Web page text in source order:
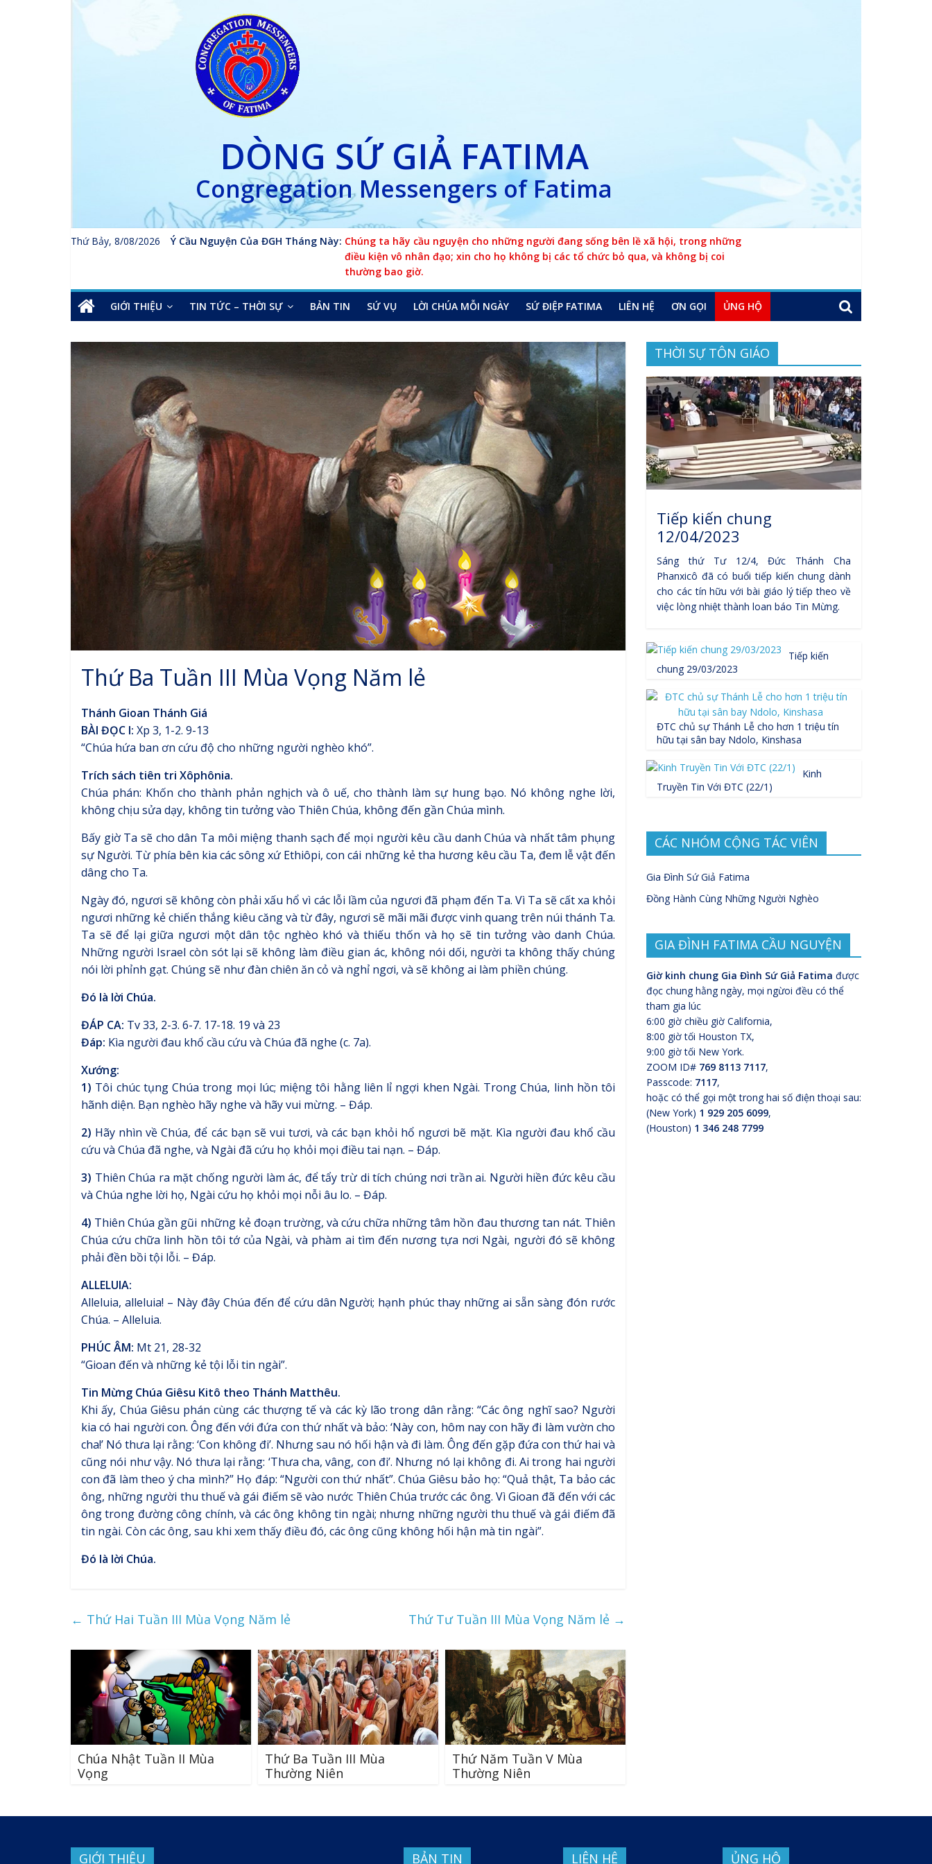
DÒNG SỨ GIẢ FATIMA
Congregation Messengers of Fatima
Thứ Bảy, 8/08/2026 Ý Cầu Nguyện Của ĐGH Tháng Này: Chúng ta hãy cầu nguyện cho những người đang sống bên lề xã hội, trong những
điều kiện vô nhân đạo; xin cho họ không bị các tổ chức bỏ qua, và không bị coi
thường bao giờ.
GIỚI THIỆU TIN TỨC – THỜI SỰ BẢN TIN SỨ VỤ LỜI CHÚA MỖI NGÀY SỨ ĐIỆP FATIMA LIÊN HỆ ƠN GỌI ỦNG HỘ
Thứ Ba Tuần III Mùa Vọng Năm lẻ
Thánh Gioan Thánh Giá
BÀI ĐỌC I: Xp 3, 1-2. 9-13
“Chúa hứa ban ơn cứu độ cho những người nghèo khó”.
Trích sách tiên tri Xôphônia.
Chúa phán: Khốn cho thành phản nghịch và ô uế, cho thành làm sự hung bạo. Nó không nghe lời,
không chịu sửa dạy, không tin tưởng vào Thiên Chúa, không đến gần Chúa mình.
Bấy giờ Ta sẽ cho dân Ta môi miệng thanh sạch để mọi người kêu cầu danh Chúa và nhất tâm phụng
sự Người. Từ phía bên kia các sông xứ Ethiôpi, con cái những kẻ tha hương kêu cầu Ta, đem lễ vật đến
dâng cho Ta.
Ngày đó, ngươi sẽ không còn phải xấu hổ vì các lỗi lầm của ngươi đã phạm đến Ta. Vì Ta sẽ cất xa khỏi
ngươi những kẻ chiến thắng kiêu căng và từ đây, ngươi sẽ mãi mãi được vinh quang trên núi thánh Ta.
Ta sẽ để lại giữa ngươi một dân tộc nghèo khó và thiếu thốn và họ sẽ tin tưởng vào danh Chúa.
Những người Israel còn sót lại sẽ không làm điều gian ác, không nói dối, người ta không thấy chúng
nói lời phỉnh gạt. Chúng sẽ như đàn chiên ăn cỏ và nghỉ ngơi, và sẽ không ai làm phiền chúng.
Đó là lời Chúa.
ĐÁP CA: Tv 33, 2-3. 6-7. 17-18. 19 và 23
Đáp: Kìa người đau khổ cầu cứu và Chúa đã nghe (c. 7a).
Xướng:
1) Tôi chúc tụng Chúa trong mọi lúc; miệng tôi hằng liên lỉ ngợi khen Ngài. Trong Chúa, linh hồn tôi
hãnh diện. Bạn nghèo hãy nghe và hãy vui mừng. – Đáp.
2) Hãy nhìn về Chúa, để các bạn sẽ vui tươi, và các bạn khỏi hổ ngươi bẽ mặt. Kìa người đau khổ cầu
cứu và Chúa đã nghe, và Ngài đã cứu họ khỏi mọi điều tai nạn. – Đáp.
3) Thiên Chúa ra mặt chống người làm ác, để tẩy trừ di tích chúng nơi trần ai. Người hiền đức kêu cầu
và Chúa nghe lời họ, Ngài cứu họ khỏi mọi nỗi âu lo. – Đáp.
4) Thiên Chúa gần gũi những kẻ đoạn trường, và cứu chữa những tâm hồn đau thương tan nát. Thiên
Chúa cứu chữa linh hồn tôi tớ của Ngài, và phàm ai tìm đến nương tựa nơi Ngài, người đó sẽ không
phải đền bồi tội lỗi. – Đáp.
ALLELUIA:
Alleluia, alleluia! – Này đây Chúa đến để cứu dân Người; hạnh phúc thay những ai sẵn sàng đón rước
Chúa. – Alleluia.
PHÚC ÂM: Mt 21, 28-32
“Gioan đến và những kẻ tội lỗi tin ngài”.
Tin Mừng Chúa Giêsu Kitô theo Thánh Matthêu.
Khi ấy, Chúa Giêsu phán cùng các thượng tế và các kỳ lão trong dân rằng: “Các ông nghĩ sao? Người
kia có hai người con. Ông đến với đứa con thứ nhất và bảo: ‘Này con, hôm nay con hãy đi làm vườn cho
cha!’ Nó thưa lại rằng: ‘Con không đi’. Nhưng sau nó hối hận và đi làm. Ông đến gặp đứa con thứ hai và
cũng nói như vậy. Nó thưa lại rằng: ‘Thưa cha, vâng, con đi’. Nhưng nó lại không đi. Ai trong hai người
con đã làm theo ý cha mình?” Họ đáp: “Người con thứ nhất”. Chúa Giêsu bảo họ: “Quả thật, Ta bảo các
ông, những người thu thuế và gái điếm sẽ vào nước Thiên Chúa trước các ông. Vì Gioan đã đến với các
ông trong đường công chính, và các ông không tin ngài; nhưng những người thu thuế và gái điếm đã
tin ngài. Còn các ông, sau khi xem thấy điều đó, các ông cũng không hối hận mà tin ngài”.
Đó là lời Chúa.
← Thứ Hai Tuần III Mùa Vọng Năm lẻ Thứ Tư Tuần III Mùa Vọng Năm lẻ →
Chúa Nhật Tuần II Mùa
Vọng
Thứ Ba Tuần III Mùa
Thường Niên
Thứ Năm Tuần V Mùa
Thường Niên
THỜI SỰ TÔN GIÁO
Tiếp kiến chung
12/04/2023
Sáng thứ Tư 12/4, Đức Thánh Cha
Phanxicô đã có buổi tiếp kiến chung dành
cho các tín hữu với bài giáo lý tiếp theo về
việc lòng nhiệt thành loan báo Tin Mừng.
Tiếp kiến
chung 29/03/2023
ĐTC chủ sự Thánh Lễ cho hơn 1 triệu tín
hữu tại sân bay Ndolo, Kinshasa
Kinh
Truyền Tin Với ĐTC (22/1)
CÁC NHÓM CỘNG TÁC VIÊN
Gia Đình Sứ Giả Fatima
Đồng Hành Cùng Những Người Nghèo
GIA ĐÌNH FATIMA CẦU NGUYỆN
Giờ kinh chung Gia Đình Sứ Giả Fatima được
đọc chung hằng ngày, mọi ngừoi đều có thể
tham gia lúc
6:00 giờ chiều giờ California,
8:00 giờ tối Houston TX,
9:00 giờ tối New York.
ZOOM ID# 769 8113 7117,
Passcode: 7117,
hoặc có thể gọi một trong hai số điện thoại sau:
(New York) 1 929 205 6099,
(Houston) 1 346 248 7799
GIỚI THIỆU BẢN TIN LIÊN HỆ ỦNG HỘ